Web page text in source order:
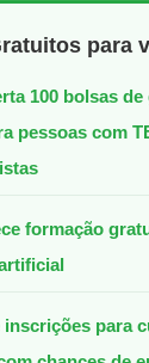
para
100 bolsas de
pessoas com
formação
inscrições para